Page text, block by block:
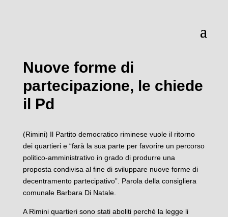
Nuove forme di
partecipazione, le chiede
il Pd
(Rimini) Il Partito democratico riminese vuole il ritorno
dei quartieri e “farà la sua parte per favorire un percorso
politico-amministrativo in grado di produrre una
proposta condivisa al fine di sviluppare nuove forme di
decentramento partecipativo”. Parola della consigliera
comunale Barbara Di Natale.
A Rimini quartieri sono stati aboliti perché la legge li